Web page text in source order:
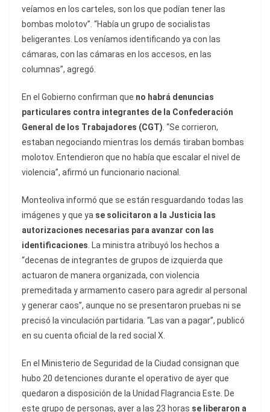
veíamos en los carteles, son los que podían tener las
bombas molotov”. “Había un grupo de socialistas
beligerantes. Los veníamos identificando ya con las
cámaras, con las cámaras en los accesos, en las
columnas”, agregó.
En el Gobierno confirman que no habrá denuncias
particulares contra integrantes de la Confederación
General de los Trabajadores (CGT). “Se corrieron,
estaban negociando mientras los demás tiraban bombas
molotov. Entendieron que no había que escalar el nivel de
violencia”, afirmó un funcionario nacional.
Monteoliva informó que se están resguardando todas las
imágenes y que ya se solicitaron a la Justicia las
autorizaciones necesarias para avanzar con las
identificaciones. La ministra atribuyó los hechos a
“decenas de integrantes de grupos de izquierda que
actuaron de manera organizada, con violencia
premeditada y armamento casero para agredir al personal
y generar caos”, aunque no se presentaron pruebas ni se
precisó la vinculación partidaria. “Las van a pagar”, publicó
en su cuenta oficial de la red social X.
En el Ministerio de Seguridad de la Ciudad consignan que
hubo 20 detenciones durante el operativo de ayer que
quedaron a disposición de la Unidad Flagrancia Este. De
este grupo de personas, ayer a las 23 horas se liberaron a